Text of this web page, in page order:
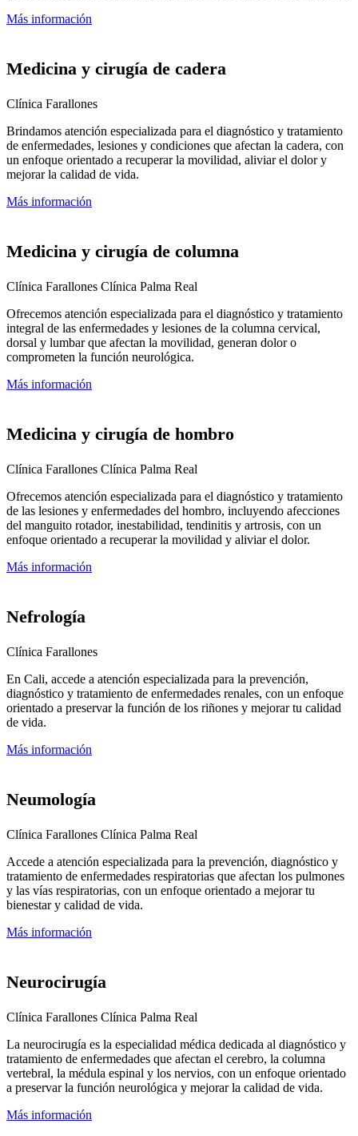
Más información
Medicina y cirugía de cadera
Clínica Farallones
Brindamos atención especializada para el diagnóstico y tratamiento
de enfermedades, lesiones y condiciones que afectan la cadera, con
un enfoque orientado a recuperar la movilidad, aliviar el dolor y
mejorar la calidad de vida.
Más información
Medicina y cirugía de columna
Clínica Farallones Clínica Palma Real
Ofrecemos atención especializada para el diagnóstico y tratamiento
integral de las enfermedades y lesiones de la columna cervical,
dorsal y lumbar que afectan la movilidad, generan dolor o
comprometen la función neurológica.
Más información
Medicina y cirugía de hombro
Clínica Farallones Clínica Palma Real
Ofrecemos atención especializada para el diagnóstico y tratamiento
de las lesiones y enfermedades del hombro, incluyendo afecciones
del manguito rotador, inestabilidad, tendinitis y artrosis, con un
enfoque orientado a recuperar la movilidad y aliviar el dolor.
Más información
Nefrología
Clínica Farallones
En Cali, accede a atención especializada para la prevención,
diagnóstico y tratamiento de enfermedades renales, con un enfoque
orientado a preservar la función de los riñones y mejorar tu calidad
de vida.
Más información
Neumología
Clínica Farallones Clínica Palma Real
Accede a atención especializada para la prevención, diagnóstico y
tratamiento de enfermedades respiratorias que afectan los pulmones
y las vías respiratorias, con un enfoque orientado a mejorar tu
bienestar y calidad de vida.
Más información
Neurocirugía
Clínica Farallones Clínica Palma Real
La neurocirugía es la especialidad médica dedicada al diagnóstico y
tratamiento de enfermedades que afectan el cerebro, la columna
vertebral, la médula espinal y los nervios, con un enfoque orientado
a preservar la función neurológica y mejorar la calidad de vida.
Más información